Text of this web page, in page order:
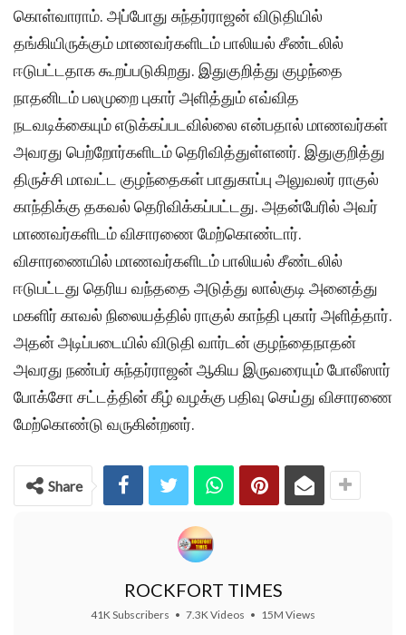
கொள்வாராம். அப்போது சுந்தர்ராஜன் விடுதியில்
தங்கியிருக்கும் மாணவர்களிடம் பாலியல் சீண்டலில்
ஈடுபட்டதாக கூறப்படுகிறது. இதுகுறித்து குழந்தை
நாதனிடம் பலமுறை புகார் அளித்தும் எவ்வித
நடவடிக்கையும் எடுக்கப்படவில்லை என்பதால் மாணவர்கள்
அவரது பெற்றோர்களிடம் தெரிவித்துள்ளனர். இதுகுறித்து
திருச்சி மாவட்ட குழந்தைகள் பாதுகாப்பு அலுவலர் ராகுல்
காந்திக்கு தகவல் தெரிவிக்கப்பட்டது. அதன்பேரில் அவர்
மாணவர்களிடம் விசாரணை மேற்கொண்டார்.
விசாரணையில் மாணவர்களிடம் பாலியல் சீண்டலில்
ஈடுபட்டது தெரிய வந்ததை அடுத்து லால்குடி அனைத்து
மகளிர் காவல் நிலையத்தில் ராகுல் காந்தி புகார் அளித்தார்.
அதன் அடிப்படையில் விடுதி வார்டன் குழந்தைநாதன்
அவரது நண்பர் சுந்தர்ராஜன் ஆகிய இருவரையும் போலீஸார்
போக்சோ சட்டத்தின் கீழ் வழக்கு பதிவு செய்து விசாரணை
மேற்கொண்டு வருகின்றனர்.
Share
ROCKFORT TIMES
41K Subscribers • 7.3K Videos • 15M Views